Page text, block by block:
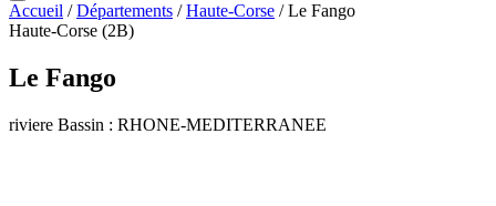
Accueil / Départements / Haute-Corse / Le Fango
Haute-Corse (2B)
Le Fango
riviere Bassin : RHONE-MEDITERRANEE